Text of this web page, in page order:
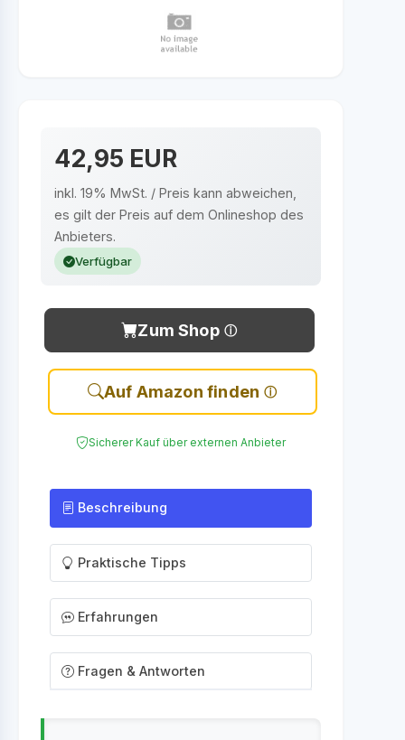
42,95 EUR
inkl. 19% MwSt. / Preis kann abweichen,
es gilt der Preis auf dem Onlineshop des
Anbieters.
Verfügbar
Zum Shop
Auf Amazon finden
Sicherer Kauf über externen Anbieter
Beschreibung
Praktische Tipps
Erfahrungen
Fragen & Antworten